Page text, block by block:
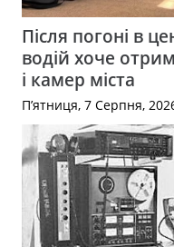
Після погоні в
водій хоче
і камер міста
П’ятниця, 7 Серпня,